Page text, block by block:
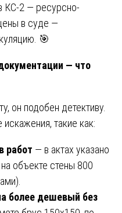
КС-2 — ресурсно-
в суде —
🎯
— что
он подобен детективу.
такие как:
работ — в актах указано
объекте стены 800
более дешевый без